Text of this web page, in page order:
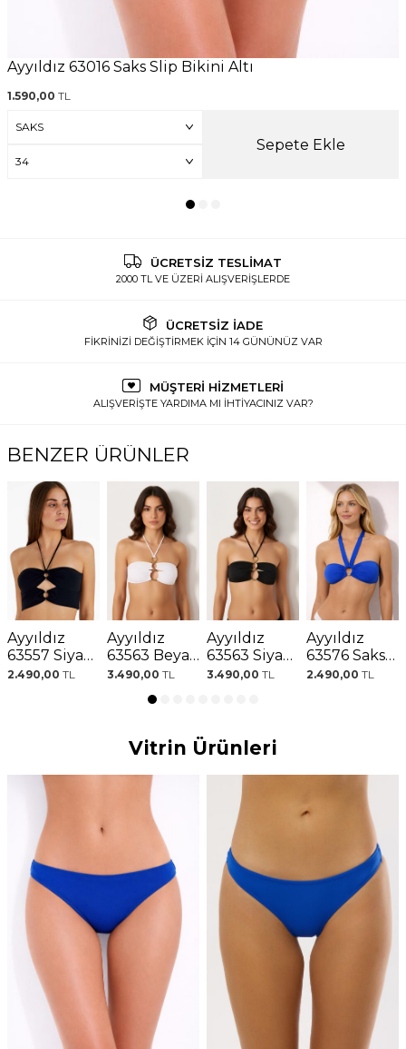
Ayyıldız 63016 Saks Slip Bikini Altı
1.590,00 TL
Sepete Ekle
ÜCRETSİZ TESLİMAT
2000 TL VE ÜZERİ ALIŞVERİŞLERDE
ÜCRETSİZ İADE
FİKRİNİZİ DEĞİŞTİRMEK İÇİN 14 GÜNÜNÜZ VAR
MÜŞTERİ HİZMETLERİ
ALIŞVERİŞTE YARDIMA MI İHTİYACINIZ VAR?
BENZER ÜRÜNLER
Ayyıldız
63557 Siyah
Straplez
2.490,00 TL
Ayyıldız
63563 Beyaz
Bikini Üstü
3.490,00 TL
Ayyıldız
63563 Siyah
Bikini Üstü
3.490,00 TL
Ayyıldız
63576 Saks
Bikini Üstü
2.490,00 TL
Vitrin Ürünleri